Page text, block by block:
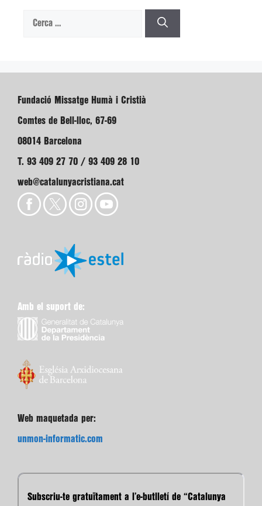
Cerca:
Fundació Missatge Humà i Cristià
Comtes de Bell-lloc, 67-69
08014 Barcelona
T. 93 409 27 70 / 93 409 28 10
web@catalunyacristiana.cat
Amb el suport de:
Web maquetada per:
unmon-informatic.com
Subscriu-te gratuïtament a l’e-butlletí de “Catalunya